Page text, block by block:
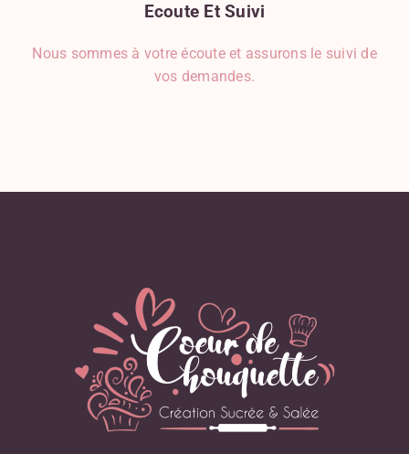
Ecoute Et Suivi
Nous sommes à votre écoute et assurons le suivi de
vos demandes.